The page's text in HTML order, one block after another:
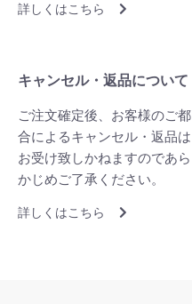
詳しくはこちら
キャンセル・返品について
ご注文確定後、お客様のご都
合によるキャンセル・返品は
お受け致しかねますのであら
かじめご了承ください。
詳しくはこちら